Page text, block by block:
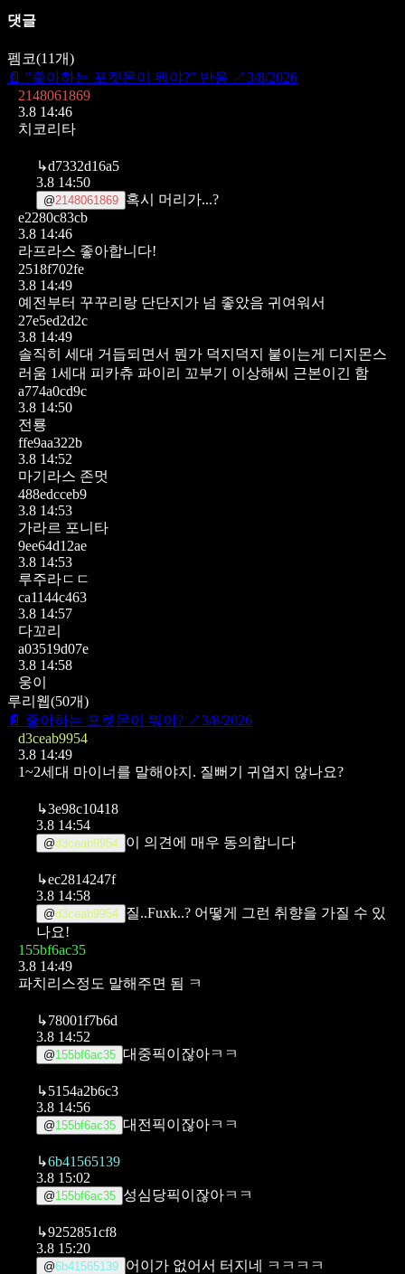
댓글
펨코(11개)
📄 "좋아하는 포켓몬이 뭐야?" 반응 ↗3/8/2026
2148061869
3.8 14:46
치코리타
↳d7332d16a5
3.8 14:50
@2148061869 혹시 머리가...?
e2280c83cb
3.8 14:46
라프라스 좋아합니다!
2518f702fe
3.8 14:49
예전부터 꾸꾸리랑 단단지가 넘 좋았음 귀여워서
27e5ed2d2c
3.8 14:49
솔직히 세대 거듭되면서 뭔가 덕지덕지 붙이는게 디지몬스
러움 1세대 피카츄 파이리 꼬부기 이상해씨 근본이긴 함
a774a0cd9c
3.8 14:50
전룡
ffe9aa322b
3.8 14:52
마기라스 존멋
488edcceb9
3.8 14:53
가라르 포니타
9ee64d12ae
3.8 14:53
루주라ㄷㄷ
ca1144c463
3.8 14:57
다꼬리
a03519d07e
3.8 14:58
웅이
루리웹(50개)
📄 좋아하는 포켓몬이 뭐야? ↗3/8/2026
d3ceab9954
3.8 14:49
1~2세대 마이너를 말해야지. 질뻐기 귀엽지 않나요?
↳3e98c10418
3.8 14:54
@d3ceab9954 이 의견에 매우 동의합니다
↳ec2814247f
3.8 14:58
@d3ceab9954 질..Fuxk..? 어떻게 그런 취향을 가질 수 있
나요!
155bf6ac35
3.8 14:49
파치리스정도 말해주면 됨 ㅋ
↳78001f7b6d
3.8 14:52
@155bf6ac35 대중픽이잖아ㅋㅋ
↳5154a2b6c3
3.8 14:56
@155bf6ac35 대전픽이잖아ㅋㅋ
↳6b41565139
3.8 15:02
@155bf6ac35 성심당픽이잖아ㅋㅋ
↳9252851cf8
3.8 15:20
@6b41565139 어이가 없어서 터지네 ㅋㅋㅋㅋ